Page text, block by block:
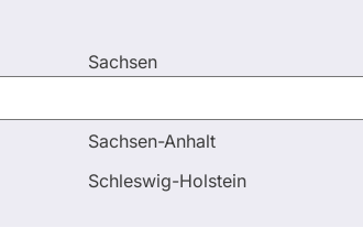
Sachsen
Sachsen-Anhalt
Schleswig-Holstein